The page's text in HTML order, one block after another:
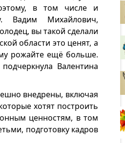
в том числе и
Вадим Михайлович,
вы такой сделали
области это ценят, а
рожайте ещё больше.
Валентина
внедрены, включая
хотят построить
ценностям, в том
подготовку кадров